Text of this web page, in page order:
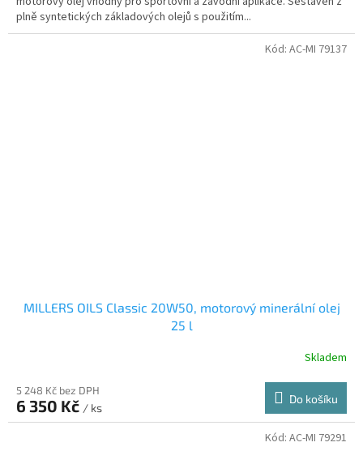
plně syntetických základových olejů s použitím...
MILLERS OILS Classic 20W50, motorový minerální olej
25 l
Skladem
5 248 Kč bez DPH
6 350 Kč / ks
Do košíku
Kód: AC-MI 79137
Kód: AC-MI 79291